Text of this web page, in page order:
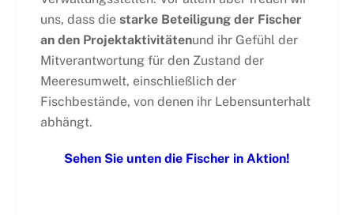
uns, dass die starke Beteiligung der Fischer
an den Projektaktivitätenund ihr Gefühl der
Mitverantwortung für den Zustand der
Meeresumwelt, einschließlich der
Fischbestände, von denen ihr Lebensunterhalt
abhängt.
Sehen Sie unten die Fischer in Aktion!